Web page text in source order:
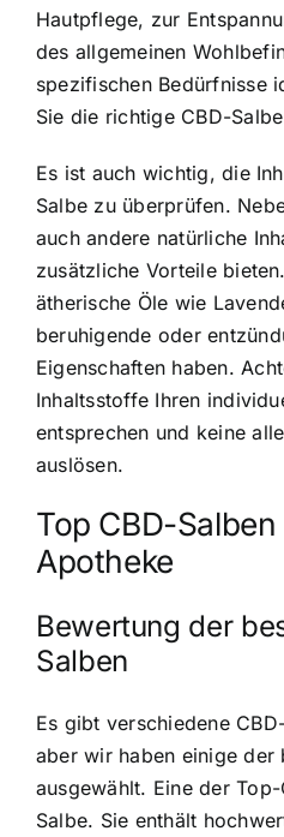
Hautpflege, zur
des allgemeinen
spezifischen Bedürfnisse
Sie die richtige CBD-
Es ist auch wichtig, die
Salbe zu überprüfen.
auch andere natürliche
zusätzliche Vorteile
ätherische Öle wie
beruhigende oder
Eigenschaften haben.
Inhaltsstoffe Ihren
entsprechen und keine
auslösen.
Top CBD-
Apotheke
Bewertung der
Salben
Es gibt verschiedene
aber wir haben einige der
ausgewählt. Eine der
Salbe. Sie enthält